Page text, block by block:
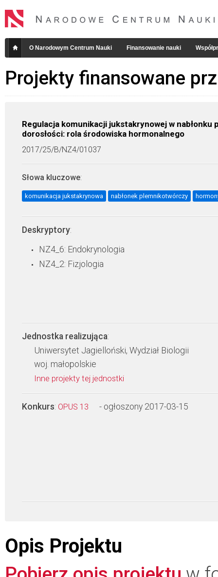
O Narodowym Centrum Nauki Finansowanie nauki
Projekty finansowane
Regulacja komunikacji jukstakrynowej w
dorosłości: rola środowiska hormonalnego
2017/25/B/NZ4/01037
Słowa kluczowe:
komunikacja jukstakrynowa nabłonek plemnikotwórczy
Deskryptory:
NZ4_6: Endokrynologia
NZ4_2: Fizjologia
Jednostka realizująca:
Uniwersytet Jagielloński, Wydział Biologii
woj. małopolskie
Inne projekty tej jednostki
Konkurs: OPUS 13 - ogłoszony 2017-03-15
Opis Projektu